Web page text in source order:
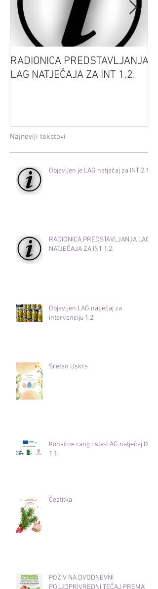
RADIONICA PREDSTAVLJANJA
LAG NATJEČAJA ZA INT 1.2.
Najnoviji tekstovi
Objavljen je LAG natječaj za INT 2.1.
RADIONICA PREDSTAVLJANJA LAG
NATJEČAJA ZA INT 1.2.
Objavljen LAG natječaj za
intervenciju 1.2.
Sretan Uskrs
Konačne rang liste-LAG natječaj INT
1.1.
Čestitka
POZIV NA DVODNEVNI
POLJOPRIVREDNI TEČAJ PREMA